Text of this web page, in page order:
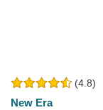
(4.8)
New Era